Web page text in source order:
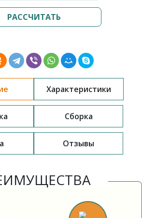
РАССЧИТАТЬ
Характеристики
Сборка
Отзывы